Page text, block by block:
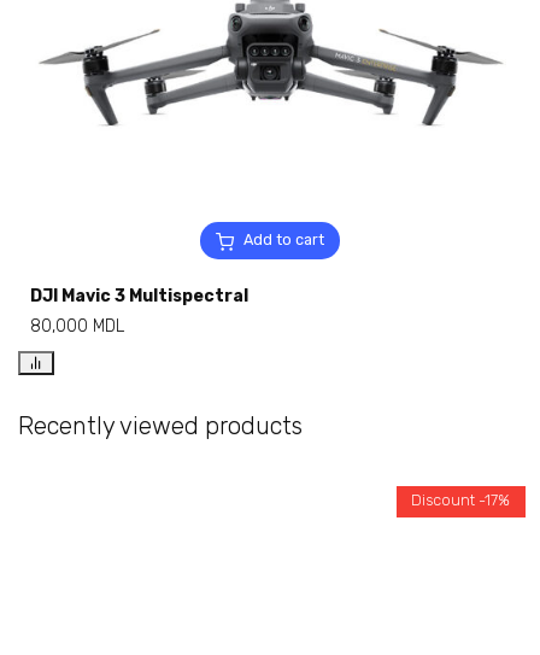
Add to cart
DJI Mavic 3 Multispectral
80,000 MDL
Recently viewed products
Discount -17%